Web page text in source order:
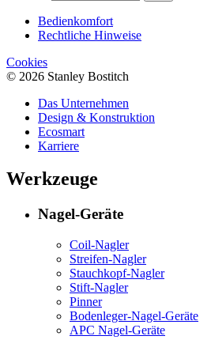
Bedienkomfort
Rechtliche Hinweise
Cookies
© 2026 Stanley Bostitch
Das Unternehmen
Design & Konstruktion
Ecosmart
Karriere
Werkzeuge
Nagel-Geräte
Coil-Nagler
Streifen-Nagler
Stauchkopf-Nagler
Stift-Nagler
Pinner
Bodenleger-Nagel-Geräte
APC Nagel-Geräte